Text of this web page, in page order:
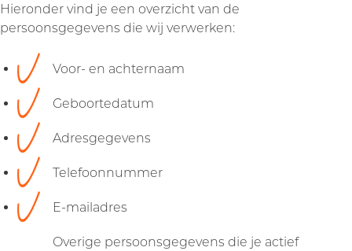
Hieronder vind je een overzicht van de
persoonsgegevens die wij verwerken:
Voor- en achternaam
Geboortedatum
Adresgegevens
Telefoonnummer
E-mailadres
Overige persoonsgegevens die je actief